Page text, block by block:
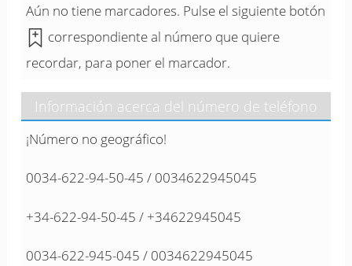
Aún no tiene marcadores. Pulse el siguiente botón
correspondiente al número que quiere
recordar, para poner el marcador.
Información acerca del número de teléfono
¡Número no geográfico!
0034-622-94-50-45 / 0034622945045
+34-622-94-50-45 / +34622945045
0034-622-945-045 / 0034622945045